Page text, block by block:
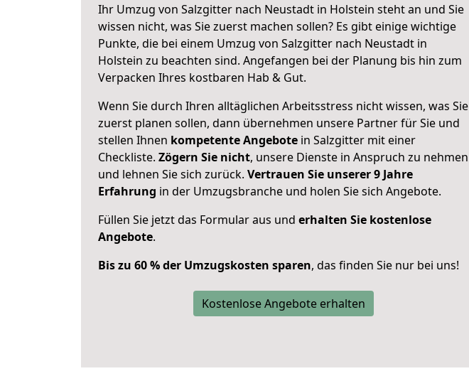
Ihr Umzug von Salzgitter nach Neustadt in Holstein steht an und Sie
wissen nicht, was Sie zuerst machen sollen? Es gibt einige wichtige
Punkte, die bei einem Umzug von Salzgitter nach Neustadt in
Holstein zu beachten sind. Angefangen bei der Planung bis hin zum
Verpacken Ihres kostbaren Hab & Gut.
Wenn Sie durch Ihren alltäglichen Arbeitsstress nicht wissen, was Sie
zuerst planen sollen, dann übernehmen unsere Partner für Sie und
stellen Ihnen kompetente Angebote in Salzgitter mit einer
Checkliste. Zögern Sie nicht, unsere Dienste in Anspruch zu nehmen
und lehnen Sie sich zurück. Vertrauen Sie unserer 9 Jahre
Erfahrung in der Umzugsbranche und holen Sie sich Angebote.
Füllen Sie jetzt das Formular aus und erhalten Sie kostenlose
Angebote.
Bis zu 60 % der Umzugskosten sparen, das finden Sie nur bei uns!
Kostenlose Angebote erhalten